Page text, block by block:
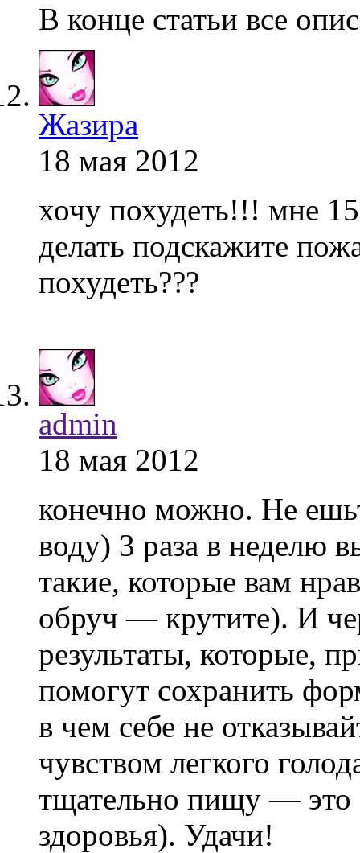
В конце статьи все
Жазира
18 мая 2012
хочу похудеть!!! мне
делать подскажите
похудеть???
admin
18 мая 2012
конечно можно. Не
воду) 3 раза в неделю
такие, которые вам
обруч — крутите). И
результаты, которые,
помогут сохранить
в чем себе не
чувством легкого
тщательно пищу — это
здоровья). Удачи!